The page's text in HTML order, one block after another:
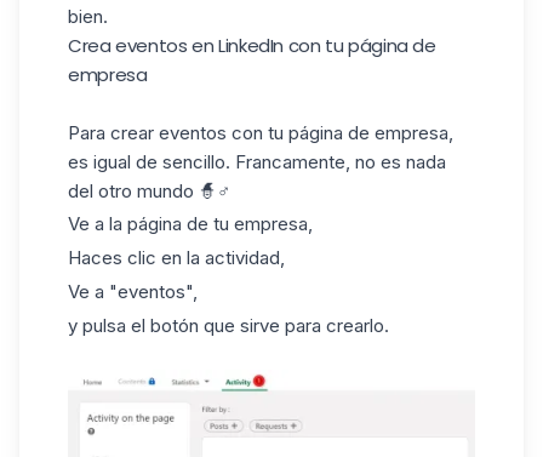
bien.
Crea eventos en LinkedIn con tu página de
empresa
Para crear eventos con tu página de empresa,
es igual de sencillo. Francamente, no es nada
del otro mundo 🧙♂️
Ve a la página de tu empresa,
Haces clic en la actividad,
Ve a "eventos",
y pulsa el botón que sirve para crearlo.